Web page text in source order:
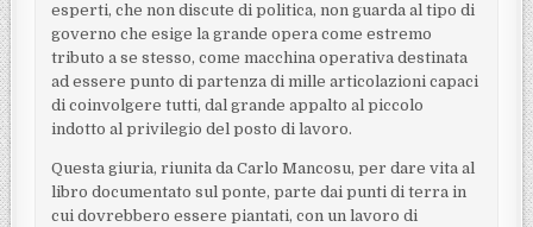
esperti, che non discute di politica, non guarda al tipo di
governo che esige la grande opera come estremo
tributo a se stesso, come macchina operativa destinata
ad essere punto di partenza di mille articolazioni capaci
di coinvolgere tutti, dal grande appalto al piccolo
indotto al privilegio del posto di lavoro.
Questa giuria, riunita da Carlo Mancosu, per dare vita al
libro documentato sul ponte, parte dai punti di terra in
cui dovrebbero essere piantati, con un lavoro di